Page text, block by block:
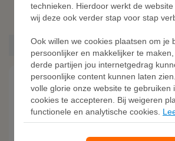
Adidas
Nike
Puma
Kies filters
Blauw
technieken. Hierdoor werkt de
wij deze ook verder stap voor stap
Ook willen we cookies plaatsen om je
persoonlijker en makkelijker te
derde partijen jou internetgedrag
persoonlijke content kunnen laten
volle glorie onze website te gebruiken
cookies te accepteren. Bij weigeren
functionele en analytische cookies.